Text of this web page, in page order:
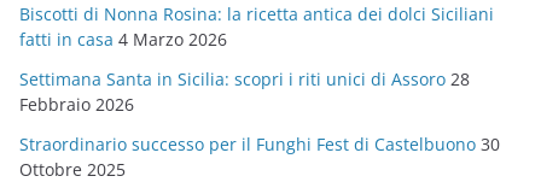
i
e
Biscotti di Nonna Rosina: la ricetta antica dei dolci Siciliani
fatti in casa 4 Marzo 2026
Settimana Santa in Sicilia: scopri i riti unici di Assoro 28
Febbraio 2026
Straordinario successo per il Funghi Fest di Castelbuono 30
Ottobre 2025